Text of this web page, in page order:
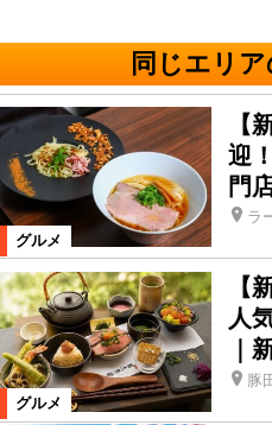
同じエリ
グルメ
【
迎
門
ラ
グルメ
【
人
｜
豚